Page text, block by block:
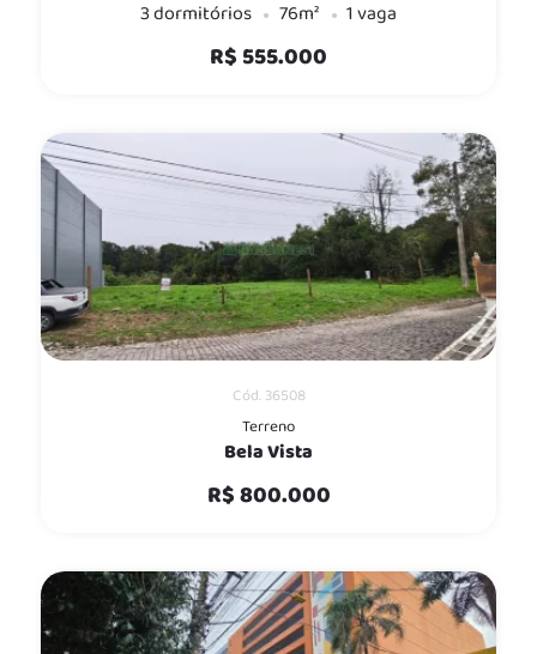
3 dormitórios 76m² 1 vaga
R$ 555.000
Cód. 36508
Terreno
Bela Vista
R$ 800.000